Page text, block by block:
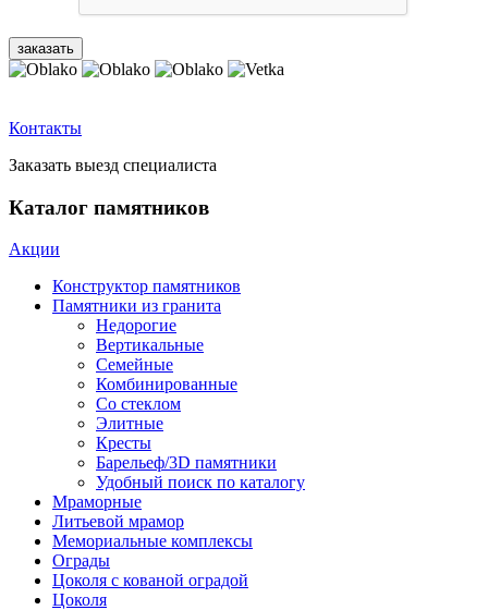
Контакты
Заказать выезд специалиста
Каталог памятников
Акции
Конструктор памятников
Памятники из гранита
Недорогие
Вертикальные
Семейные
Комбинированные
Со стеклом
Элитные
Кресты
Барельеф/3D памятники
Удобный поиск по каталогу
Мраморные
Литьевой мрамор
Мемориальные комплексы
Ограды
Цоколя с кованой оградой
Цоколя